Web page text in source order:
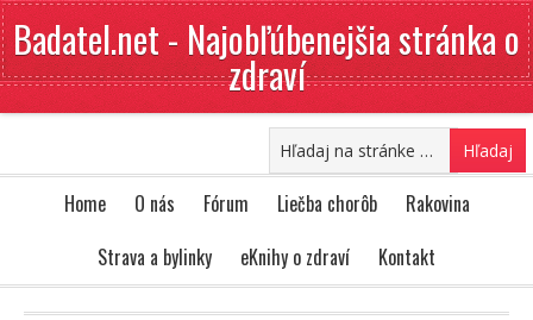
Badatel.net - Najobľúbenejšia stránka o
zdraví
Home O nás Fórum Liečba chorôb
Rakovina
Strava a bylinky
eKnihy o zdraví Kontakt